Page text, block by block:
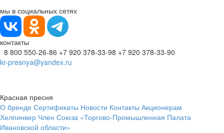
мы в социальных сетях
контакты
8 800 550-26-86 +7 920 378-33-98 +7 920 378-33-90
kr-presnya@yandex.ru
Красная пресня
О бренде Сертификаты Новости Контакты Акционерам
Хелпинвер Член Союза «Торгово-Промышленная Палата
Ивановской области»